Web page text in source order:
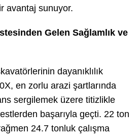
avantaj sunuyor.
Gelen Sağlamlık ve
dayanıklılık
en zorlu arazi şartlarında
sergilemek üzere titizlikle
başarıyla geçti. 22 ton
24.7 tonluk çalışma